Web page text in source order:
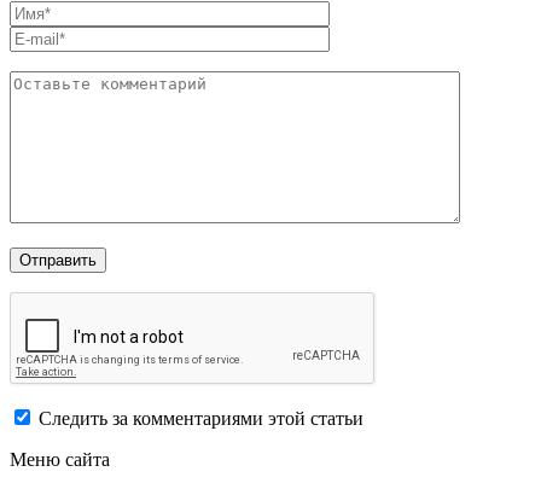
Следить за комментариями этой статьи
Меню сайта